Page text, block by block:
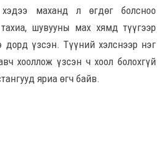
хэдээ маханд л өгдөг болсноо
шувууны мах хямд түүгээр
дорд үзсэн. Түүний хэлснээр нэг
хооллож үзсэн ч хоол болохгүй
яриа өгч байв.